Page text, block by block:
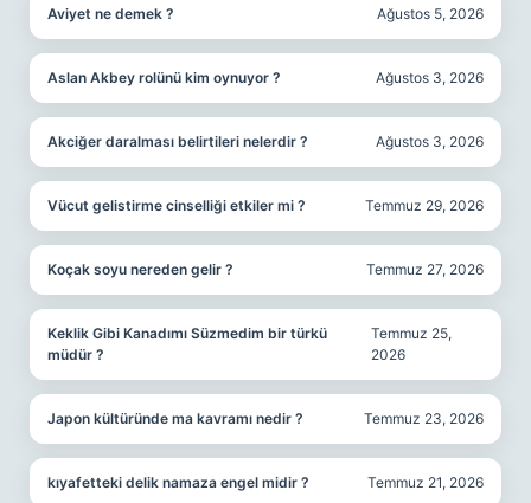
Aviyet ne demek ? Ağustos 5, 2026
Aslan Akbey rolünü kim oynuyor ? Ağustos 3, 2026
Akciğer daralması belirtileri nelerdir ? Ağustos 3, 2026
Vücut gelistirme cinselliği etkiler mi ? Temmuz 29, 2026
Koçak soyu nereden gelir ? Temmuz 27, 2026
Keklik Gibi Kanadımı Süzmedim bir türkü
müdür ?
Temmuz 25,
2026
Japon kültüründe ma kavramı nedir ? Temmuz 23, 2026
kıyafetteki delik namaza engel midir ? Temmuz 21, 2026